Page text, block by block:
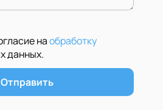
наобработку
данных.
Отправить